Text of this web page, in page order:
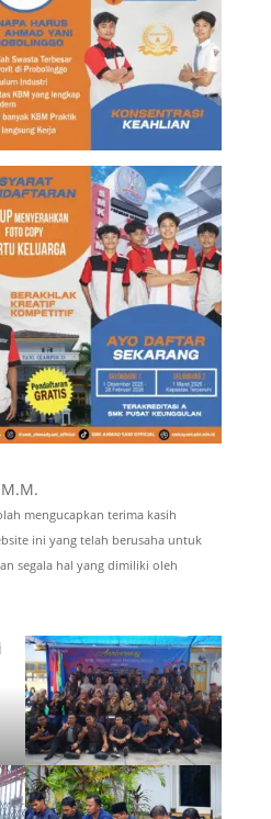
mengucapkan terima kasih
ini yang telah berusaha untuk
segala hal yang dimiliki oleh